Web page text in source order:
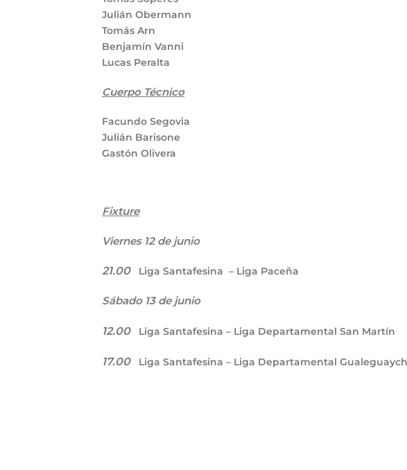
Julián Obermann
Tomás Arn
Benjamín Vanni
Lucas Peralta
Cuerpo Técnico
Facundo Segovia
Julián Barisone
Gastón Olivera
Fixture
Viernes 12 de junio
21.00Liga Santafesina – Liga Paceña
Sábado 13 de junio
12.00Liga Santafesina – Liga Departamental San Martín
17.00Liga Santafesina – Liga Departamental